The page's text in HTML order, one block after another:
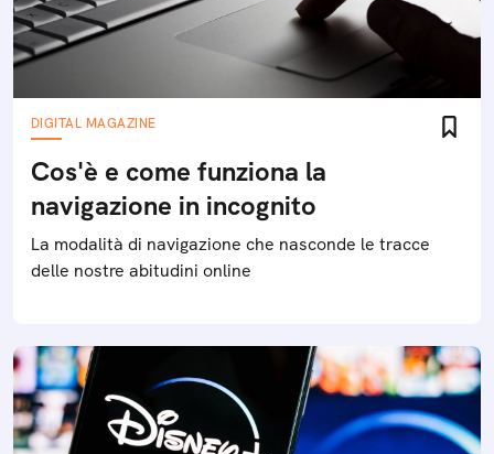
DIGITAL MAGAZINE
Cos'è e come funziona la
navigazione in incognito
La modalità di navigazione che nasconde le tracce
delle nostre abitudini online